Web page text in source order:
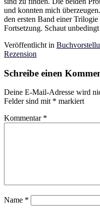
und konnten mich
den ersten Band einer
Fortsetzung. Schaut
Veröffentlicht in
Rezension
Schreibe einen
Deine E-Mail-Adresse wird
Felder sind mit * markiert
Kommentar *
Name *